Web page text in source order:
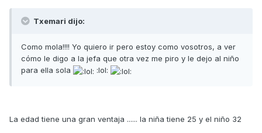
Txemari dijo:
Como mola!!!! Yo quiero ir pero estoy como vosotros, a ver
cómo le digo a la jefa que otra vez me piro y le dejo al niño
para ella sola
:lol:
La edad tiene una gran ventaja ...... la niña tiene 25 y el niño 32